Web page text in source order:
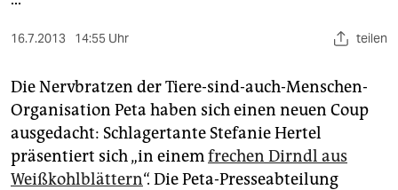
kultur
berlin
nord
wahrheit
16.7.2013 14:55 Uhr teilen
Die Nervbratzen der Tiere-sind-auch-Menschen-
Organisation Peta haben sich einen neuen Coup
ausgedacht: Schlagertante Stefanie Hertel
präsentiert sich „in einemfrechen Dirndl aus
Weißkohlblättern“. Die Peta-Presseabteilung